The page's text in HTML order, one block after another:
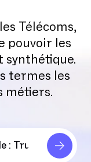
Télécoms,
pouvoir les
synthétique.
termes les
métiers.